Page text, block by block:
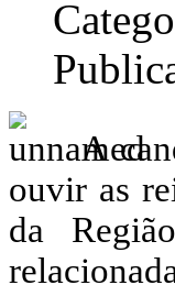
A
ouvir as
da